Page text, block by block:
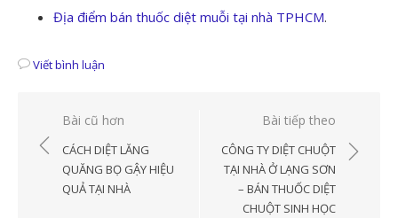
Địa điểm bán thuốc diệt muỗi tại nhà TPHCM.
Viết bình luận
Điều
hướng
viết
Bài cũ hơn
CÁCH DIỆT LĂNG
QUĂNG BỌ GẬY HIỆU
QUẢ TẠI NHÀ
Bài tiếp theo
CÔNG TY DIỆT CHUỘT
TẠI NHÀ Ở LẠNG SƠN
– BÁN THUỐC DIỆT
CHUỘT SINH HỌC